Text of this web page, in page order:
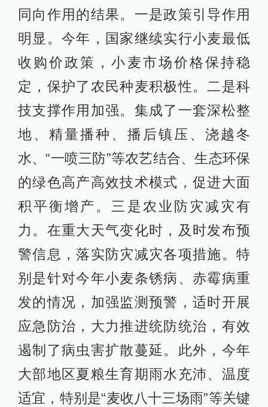
同向作用的结果。一是政策引导作用
明显。今年，国家继续实行小麦最低
收购价政策，小麦市场价格保持稳
定，保护了农民种麦积极性。二是科
技支撑作用加强。集成了一套深松整
地、精量播种、播后镇压、浇越冬
水、“一喷三防”等农艺结合、生态环保
的绿色高产高效技术模式，促进大面
积平衡增产。三是农业防灾减灾有
力。在重大天气变化时，及时发布预
警信息，落实防灾减灾各项措施。特
别是针对今年小麦条锈病、赤霉病重
发的情况，加强监测预警，适时开展
应急防治，大力推进统防统治，有效
遏制了病虫害扩散蔓延。此外，今年
大部地区夏粮生育期雨水充沛、温度
适宜，特别是“麦收八十三场雨”等关键